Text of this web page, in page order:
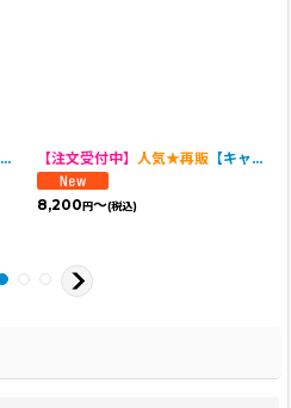
【注文受付中】 人気★再販 【キャバスーツ LIMITED】HOUSE OF FLOWER
8,200円～(税込)